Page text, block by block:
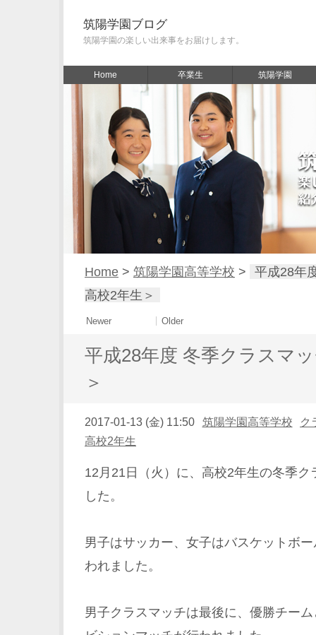
筑陽学園ブログ
筑陽学園の楽しい出来事をお届けします。
Home 卒業生 筑陽学園
Home > 筑陽学園高等学校 >
平成28年
高校2年生＞
Newer Older
平成28年度 冬季クラスマ
＞
2017-01-13 (金) 11:50 筑陽学園高等学校
ク
高校2年生
12月21日（火）に、高校2年生の冬季
した。
男子はサッカー、女子はバスケットボ
われました。
男子クラスマッチは最後に、優勝チー